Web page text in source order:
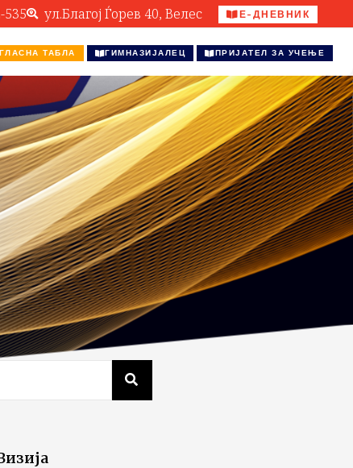
535 ул.Благој Ѓорев 40, Велес Е-ДНЕВНИК
ТАБЛА ГИМНАЗИЈАЛЕЦ ПРИЈАТЕЛ ЗА УЧЕЊЕ